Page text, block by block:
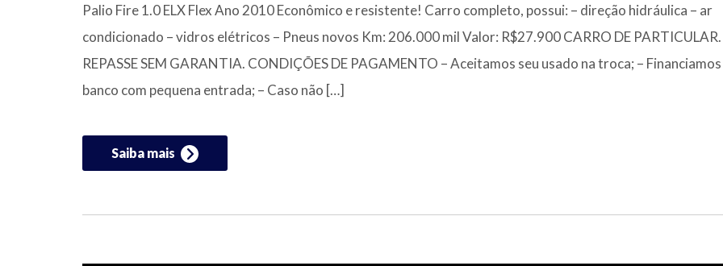
Palio Fire 1.0 ELX Flex Ano 2010 Econômico e resistente! Carro completo, possui: – direção hidráulica – ⁠ar
condicionado – ⁠vidros elétricos – Pneus novos Km: 206.000 mil Valor: R$27.900 CARRO DE PARTICULAR.
REPASSE SEM GARANTIA. CONDIÇÕES DE PAGAMENTO – Aceitamos seu usado na troca; –
banco com pequena entrada; – Caso não […]
Saiba mais